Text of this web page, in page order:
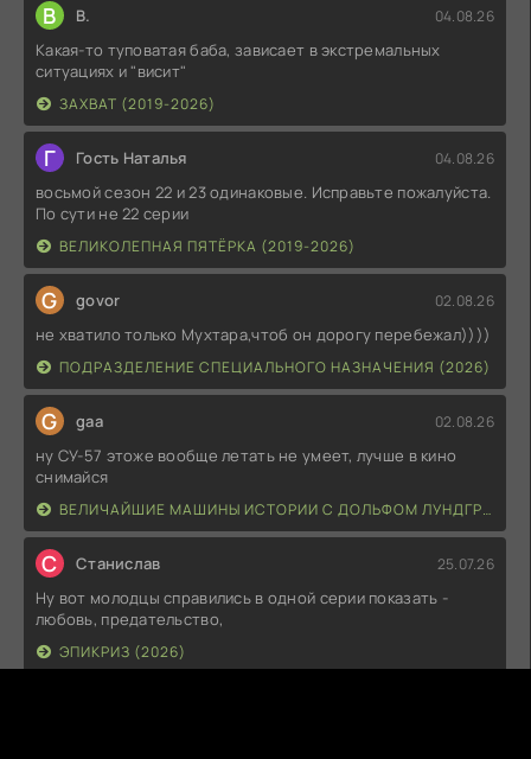
В В. 04.08.26
Какая-то туповатая баба, зависает в экстремальных
ситуациях и "висит"
ЗАХВАТ (2019-2026)
Г Гость Наталья 04.08.26
восьмой сезон 22 и 23 одинаковые. Исправьте пожалуйста.
По сути не 22 серии
ВЕЛИКОЛЕПНАЯ ПЯТЁРКА (2019-2026)
G govor 02.08.26
не хватило только Мухтара,чтоб он дорогу перебежал))))
ПОДРАЗДЕЛЕНИЕ СПЕЦИАЛЬНОГО НАЗНАЧЕНИЯ (2026)
G gaa 02.08.26
ну СУ-57 этоже вообще летать не умеет, лучше в кино
снимайся
ВЕЛИЧАЙШИЕ МАШИНЫ ИСТОРИИ С ДОЛЬФОМ ЛУНДГРЕНОМ (2026)
С Станислав 25.07.26
Ну вот молодцы справились в одной серии показать -
любовь, предательство,
ЭПИКРИЗ (2026)